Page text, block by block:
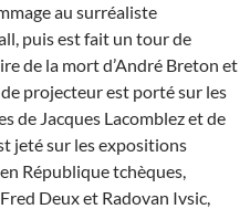
au surréaliste
puis est fait un tour de
de la mort d’André Breton et
projecteur est porté sur les
de Jacques Lacomblez et de
jeté sur les expositions
République tchèques,
Deux et Radovan Ivsic,